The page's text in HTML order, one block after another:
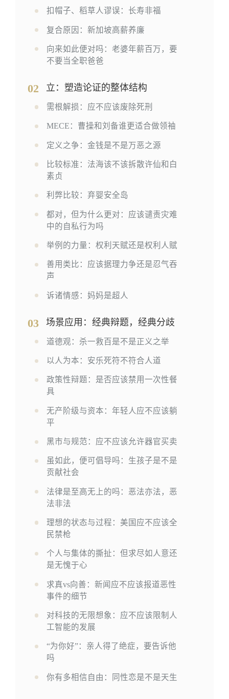
扣帽子、稻草人谬误：长寿非福
复合原因：新加坡高薪养廉
向来如此便对吗：老婆年薪百万，要
不要当全职爸爸
02 立：塑造论证的整体结构
需根解损：应不应该废除死刑
MECE：曹操和刘备谁更适合做领袖
定义之争：金钱是不是万恶之源
比较标准：法海该不该拆散许仙和白
素贞
利弊比较：弃婴安全岛
都对，但为什么更对：应该谴责灾难
中的自私行为吗
举例的力量：权利天赋还是权利人赋
善用类比：应该据理力争还是忍气吞
声
诉诸情感：妈妈是超人
03 场景应用：经典辩题，经典分歧
道德观：杀一救百是不是正义之举
以人为本：安乐死符不符合人道
政策性辩题：是否应该禁用一次性餐
具
无产阶级与资本：年轻人应不应该躺
平
黑市与规范：应不应该允许器官买卖
虽如此，便可倡导吗：生孩子是不是
贡献社会
法律是至高无上的吗：恶法亦法，恶
法非法
理想的状态与过程：美国应不应该全
民禁枪
个人与集体的撕扯：但求尽如人意还
是无愧于心
求真vs向善：新闻应不应该报道恶性
事件的细节
对科技的无限想象：应不应该限制人
工智能的发展
“为你好”：亲人得了绝症，要告诉他
吗
你有多相信自由：同性恋是不是天生